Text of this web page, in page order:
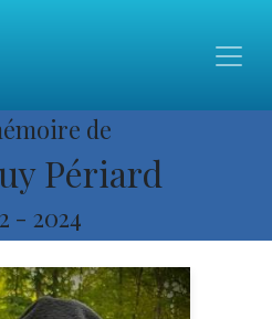
de
Périard
- 2024